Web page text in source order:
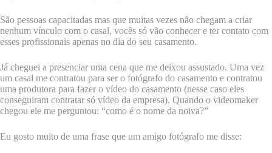
São pessoas capacitadas mas que muitas vezes não chegam a criar
nenhum vínculo com o casal, vocês só vão conhecer e ter contato com
esses profissionais apenas no dia do seu casamento.
Já cheguei a presenciar uma cena que me deixou assustado. Uma vez
um casal me contratou para ser o fotógrafo do casamento e contratou
uma produtora para fazer o vídeo do casamento (nesse caso eles
conseguiram contratar só vídeo da empresa). Quando o videomaker
chegou ele me perguntou: “como é o nome da noiva?”
Eu gosto muito de uma frase que um amigo fotógrafo me disse: